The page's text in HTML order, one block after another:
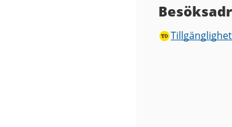
Tillgänglighet